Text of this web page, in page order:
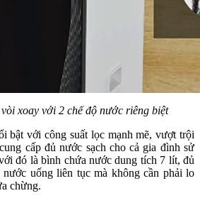
xoay với 2 chế độ nước riêng biệt
bật với công suất lọc mạnh mẽ, vượt trội
cấp đủ nước sạch cho cả gia đình sử
đó là bình chứa nước dung tích 7 lít, đủ
uống liên tục mà không cần phải lo
chừng.